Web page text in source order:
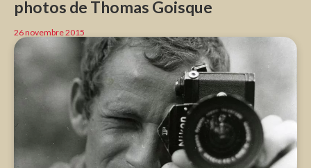
photos de Thomas Goisque
26 novembre 2015